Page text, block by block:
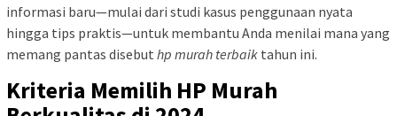
informasi baru—mulai dari studi kasus penggunaan nyata
hingga tips praktis—untuk membantu Anda menilai mana yang
memang pantas disebut hp murah terbaik tahun ini.
Kriteria Memilih HP Murah